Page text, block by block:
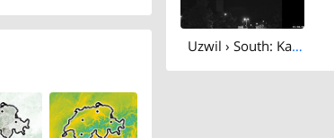
Uzwil › South: Katholische Kirche Uzwil und Umgebung - Kath. Pfarramt Niederuzwil